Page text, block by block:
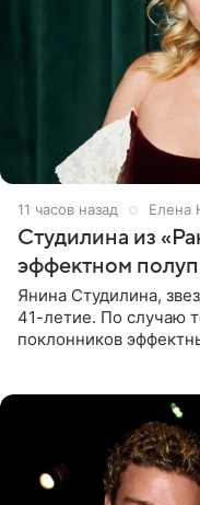
11 часов назад Елена
Студилина из
эффектном
Янина Студилина,
41-летие. По случаю
поклонников